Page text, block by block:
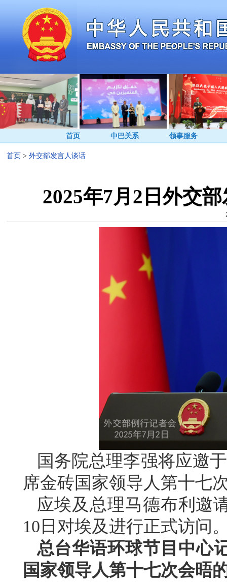
首页 中巴关系 领事服务
首页 > 外交部发言人谈话
2025年7月2日外交
国务院总理李强将应邀
席金砖国家领导人第十七
应埃及总理马德布利邀
10日对埃及进行正式访问
总台华语环球节目中心
国家领导人第十七次会晤